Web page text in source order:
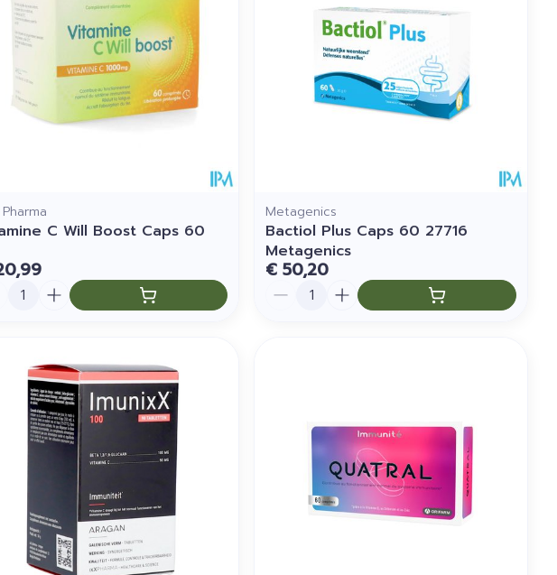
C Will Boost Caps 60
Metagenics
Bactiol Plus Caps 60 27716
Metagenics
€ 50,20
Aantal